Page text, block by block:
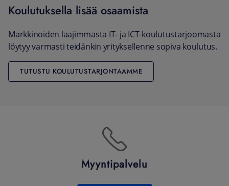
Koulutuksella lisää osaamista
Markkinoiden laajimmasta IT- ja ICT-koulutustarjoomasta
löytyy varmasti teidänkin yrityksellenne sopiva koulutus.
TUTUSTU KOULUTUSTARJONTAAMME
Myyntipalvelu